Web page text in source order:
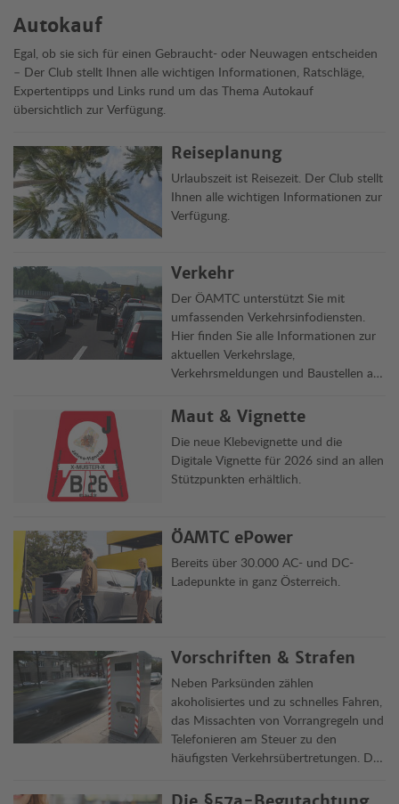
Autokauf
Egal, ob sie sich für einen Gebraucht- oder Neuwagen entscheiden
– Der Club stellt Ihnen alle wichtigen Informationen, Ratschläge,
Expertentipps und Links rund um das Thema Autokauf
übersichtlich zur Verfügung.
Reiseplanung
Urlaubszeit ist Reisezeit. Der Club stellt
Ihnen alle wichtigen Informationen zur
Verfügung.
Verkehr
Der ÖAMTC unterstützt Sie mit
umfassenden Verkehrsinfodiensten.
Hier finden Sie alle Informationen zur
aktuellen Verkehrslage,
Verkehrsmeldungen und Baustellen auf
einen Blick.
Maut & Vignette
Die neue Klebevignette und die
Digitale Vignette für 2026 sind an allen
Stützpunkten erhältlich.
ÖAMTC ePower
Bereits über 30.000 AC- und DC-
Ladepunkte in ganz Österreich.
Vorschriften & Strafen
Neben Parksünden zählen
akoholisiertes und zu schnelles Fahren,
das Missachten von Vorrangregeln und
Telefonieren am Steuer zu den
häufigsten Verkehrsübertretungen. Die
Vorschriften und ihre Rechtsfolgen in